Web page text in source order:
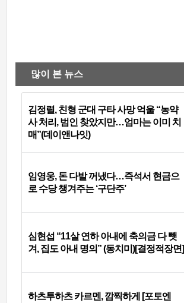
많이 본 뉴스
김정렬, 친형 군대 구타 사망 억울 “농약
사 처리, 범인 찾았지만…엄마는 이미 치
매”(데이앤나잇)
임영웅, 돈 다발 꺼냈다…즉석서 현금으
로 수당 챙겨주는 ‘구단주’
심현섭 “11살 연하 아내에 축의금 다 뺏
겨, 집도 아내 명의” (동치미)[결정적장면]
하츠투하츠 카르멘, 깜찍하게 [포토엔